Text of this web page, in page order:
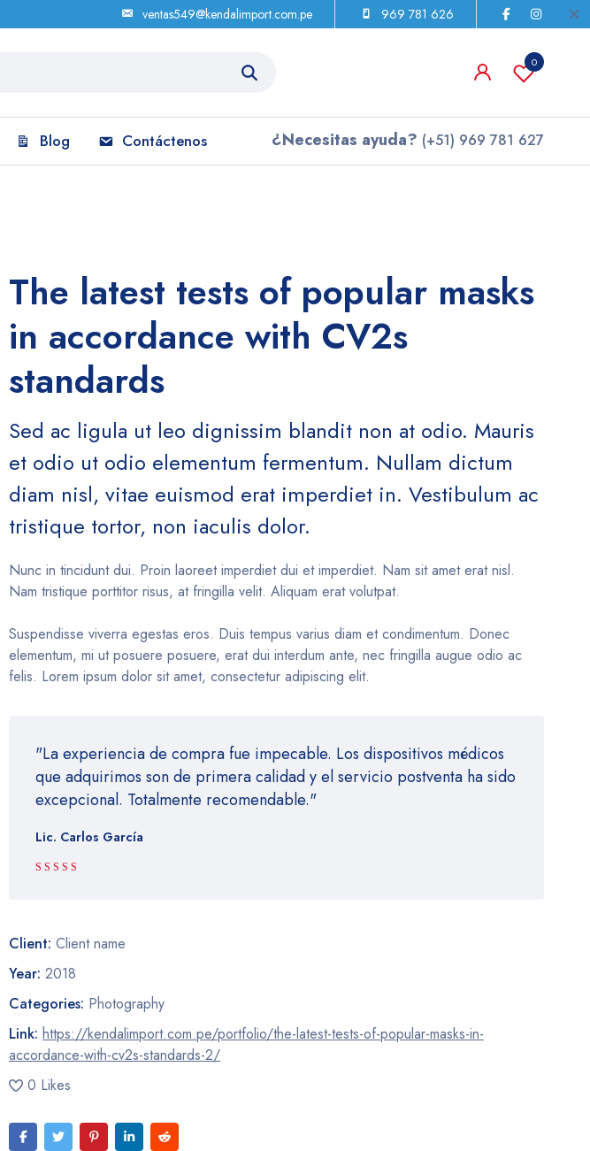
ventas549@kendalimport.com.pe 969 781 626
0
Blog Contáctenos ¿Necesitas ayuda? (+51) 969 781 627
The latest tests of popular masks
in accordance with CV2s
standards
Sed ac ligula ut leo dignissim blandit non at odio. Mauris
et odio ut odio elementum fermentum. Nullam dictum
diam nisl, vitae euismod erat imperdiet in. Vestibulum ac
tristique tortor, non iaculis dolor.
Nunc in tincidunt dui. Proin laoreet imperdiet dui et imperdiet. Nam sit amet erat nisl.
Nam tristique porttitor risus, at fringilla velit. Aliquam erat volutpat.
Suspendisse viverra egestas eros. Duis tempus varius diam et condimentum. Donec
elementum, mi ut posuere posuere, erat dui interdum ante, nec fringilla augue odio ac
felis. Lorem ipsum dolor sit amet, consectetur adipiscing elit.
"La experiencia de compra fue impecable. Los dispositivos médicos
que adquirimos son de primera calidad y el servicio postventa ha sido
excepcional. Totalmente recomendable."
Lic. Carlos García
Client: Client name
Year: 2018
Categories: Photography
Link: https://kendalimport.com.pe/portfolio/the-latest-tests-of-popular-masks-in-
accordance-with-cv2s-standards-2/
0 Likes